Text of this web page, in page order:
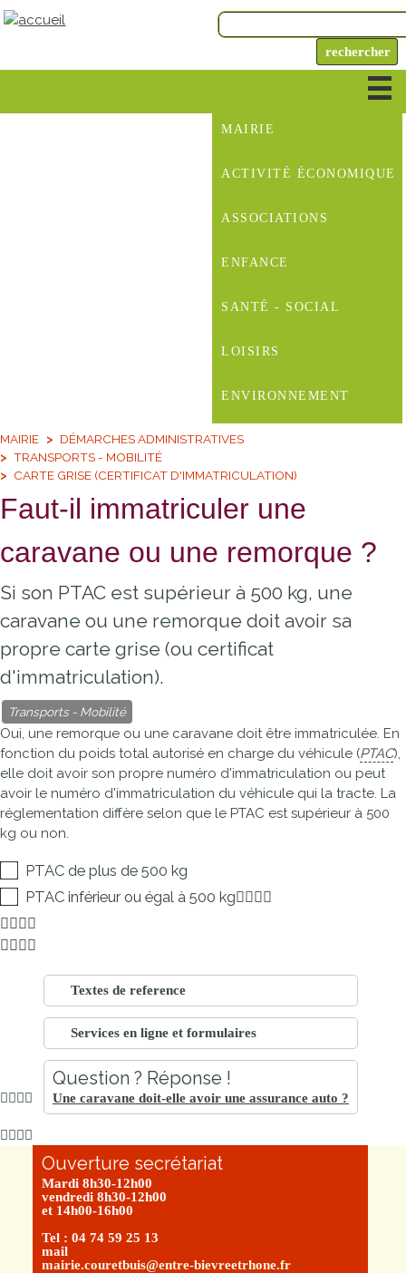
MAIRIE
ACTIVITÉ ÉCONOMIQUE
ASSOCIATIONS
ENFANCE
SANTÉ - SOCIAL
LOISIRS
ENVIRONNEMENT
MAIRIE
DÉMARCHES ADMINISTRATIVES
TRANSPORTS - MOBILITÉ
CARTE GRISE (CERTIFICAT D'IMMATRICULATION)
Faut-il immatriculer une
caravane ou une remorque ?
Si son PTAC est supérieur à 500 kg, une
caravane ou une remorque doit avoir sa
propre carte grise (ou certificat
d'immatriculation).
Transports - Mobilité
Oui, une remorque ou une caravane doit être immatriculée. En
fonction du poids total autorisé en charge du véhicule (PTAC),
elle doit avoir son propre numéro d'immatriculation ou peut
avoir le numéro d'immatriculation du véhicule qui la tracte. La
réglementation diffère selon que le PTAC est supérieur à 500
kg ou non.
PTAC de plus de 500 kg
PTAC inférieur ou égal à 500 kg
Textes de reference
Services en ligne et formulaires
Question ? Réponse !
Une caravane doit-elle avoir une assurance auto ?
Ouverture secrétariat
Mardi 8h30-12h00
vendredi 8h30-12h00
et 14h00-16h00
Tel : 04 74 59 25 13
mail
mairie.couretbuis@entre-bievreetrhone.fr